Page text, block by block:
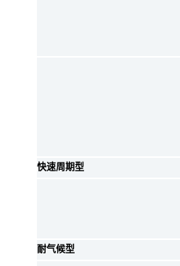
快速周期型
耐气候型